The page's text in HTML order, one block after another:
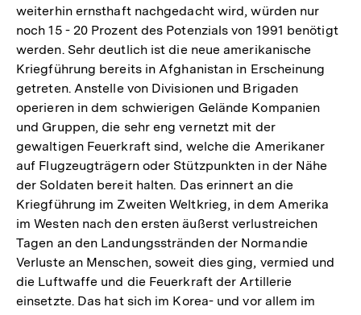
weiterhin ernsthaft nachgedacht wird, würden nur
noch 15 - 20 Prozent des Potenzials von 1991 benötigt
werden. Sehr deutlich ist die neue amerikanische
Kriegführung bereits in Afghanistan in Erscheinung
getreten. Anstelle von Divisionen und Brigaden
operieren in dem schwierigen Gelände Kompanien
und Gruppen, die sehr eng vernetzt mit der
gewaltigen Feuerkraft sind, welche die Amerikaner
auf Flugzeugträgern oder Stützpunkten in der Nähe
der Soldaten bereit halten. Das erinnert an die
Kriegführung im Zweiten Weltkrieg, in dem Amerika
im Westen nach den ersten äußerst verlustreichen
Tagen an den Landungsstränden der Normandie
Verluste an Menschen, soweit dies ging, vermied und
die Luftwaffe und die Feuerkraft der Artillerie
einsetzte. Das hat sich im Korea- und vor allem im